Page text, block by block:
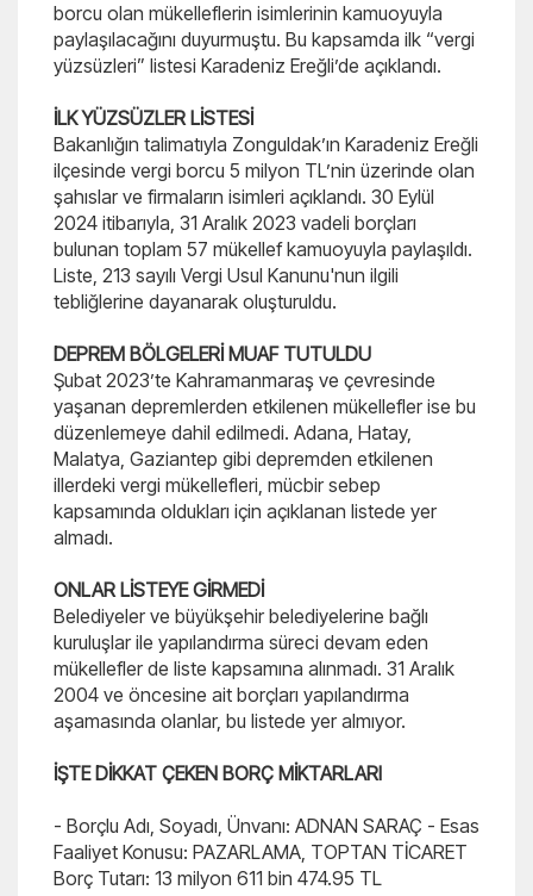
borcu olan mükelleflerin isimlerinin kamuoyuyla
paylaşılacağını duyurmuştu. Bu kapsamda ilk “vergi
yüzsüzleri” listesi Karadeniz Ereğli’de açıklandı.
İLK YÜZSÜZLER LİSTESİ
Bakanlığın talimatıyla Zonguldak’ın Karadeniz Ereğli
ilçesinde vergi borcu 5 milyon TL’nin üzerinde olan
şahıslar ve firmaların isimleri açıklandı. 30 Eylül
2024 itibarıyla, 31 Aralık 2023 vadeli borçları
bulunan toplam 57 mükellef kamuoyuyla paylaşıldı.
Liste, 213 sayılı Vergi Usul Kanunu'nun ilgili
tebliğlerine dayanarak oluşturuldu.
DEPREM BÖLGELERİ MUAF TUTULDU
Şubat 2023’te Kahramanmaraş ve çevresinde
yaşanan depremlerden etkilenen mükellefler ise bu
düzenlemeye dahil edilmedi. Adana, Hatay,
Malatya, Gaziantep gibi depremden etkilenen
illerdeki vergi mükellefleri, mücbir sebep
kapsamında oldukları için açıklanan listede yer
almadı.
ONLAR LİSTEYE GİRMEDİ
Belediyeler ve büyükşehir belediyelerine bağlı
kuruluşlar ile yapılandırma süreci devam eden
mükellefler de liste kapsamına alınmadı. 31 Aralık
2004 ve öncesine ait borçları yapılandırma
aşamasında olanlar, bu listede yer almıyor.
İŞTE DİKKAT ÇEKEN BORÇ MİKTARLARI
- Borçlu Adı, Soyadı, Ünvanı: ADNAN SARAÇ - Esas
Faaliyet Konusu: PAZARLAMA, TOPTAN TİCARET
Borç Tutarı: 13 milyon 611 bin 474.95 TL